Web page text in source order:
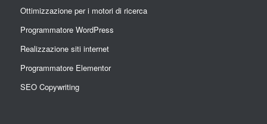
Ottimizzazione per i motori di ricerca
Programmatore WordPress
Realizzazione siti internet
Programmatore Elementor
SEO Copywriting